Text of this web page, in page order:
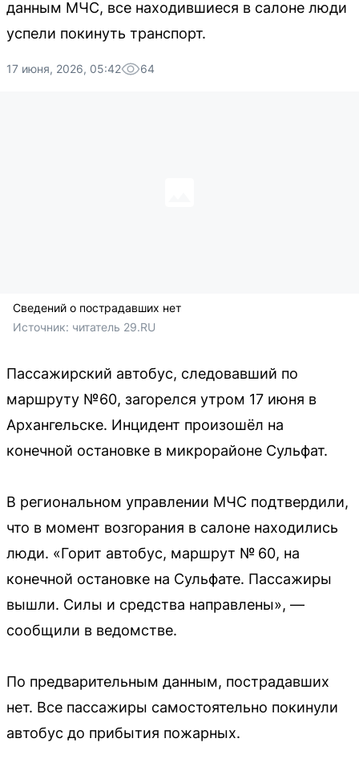
данным МЧС, все находившиеся в салоне люди
успели покинуть транспорт.
17 июня, 2026, 05:42 64
Сведений о пострадавших нет
Источник: читатель 29.RU
Пассажирский автобус, следовавший по
маршруту №60, загорелся утром 17 июня в
Архангельске. Инцидент произошёл на
конечной остановке в микрорайоне Сульфат.
В региональном управлении МЧС подтвердили,
что в момент возгорания в салоне находились
люди. «Горит автобус, маршрут № 60, на
конечной остановке на Сульфате. Пассажиры
вышли. Силы и средства направлены», —
сообщили в ведомстве.
По предварительным данным, пострадавших
нет. Все пассажиры самостоятельно покинули
автобус до прибытия пожарных.